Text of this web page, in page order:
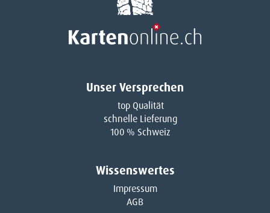
Unser Versprechen
top Qualität
schnelle Lieferung
100 % Schweiz
Wissenswertes
Impressum
AGB